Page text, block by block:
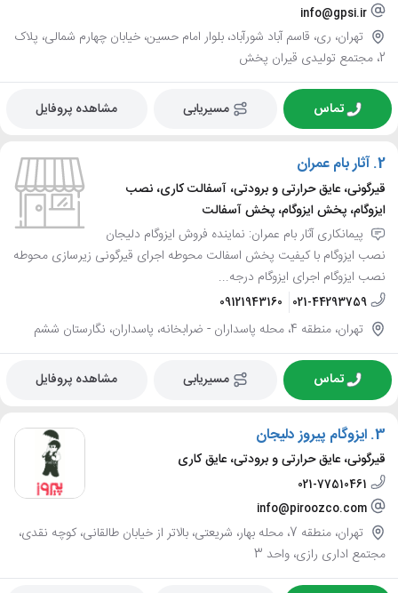
info@gpsi.ir
تهران، ری، قاسم آباد شورآباد، بلوار امام حسین، خیابان چهارم شمالی، پلاک
2، مجتمع تولیدی قیران پخش
تماس مسیریابی مشاهده پروفایل
2. آثار بام عمران
قیرگونی، عایق حرارتی و برودتی، آسفالت کاری، نصب
ایزوگام، پخش ایزوگام، پخش آسفالت
پیمانکاری آثار بام عمران: نماینده فروش ایزوگام دلیجان
نصب ایزوگام با کیفیت پخش اسفالت محوطه اجرای قیرگونی زیرسازی محوطه
نصب ایزوگام اجرای ایزوگام درجه...
021-44293759
09121943160
تهران، منطقه 4، محله پاسداران - ضرابخانه، پاسداران، نگارستان ششم
تماس مسیریابی مشاهده پروفایل
3. ایزوگام پیروز دلیجان
قیرگونی، عایق حرارتی و برودتی، عایق کاری
021-77510461
info@piroozco.com
تهران، منطقه 7، محله بهار، شریعتی، بالاتر از خیابان طالقانی، کوچه نقدی،
مجتمع اداری رازی، واحد 3